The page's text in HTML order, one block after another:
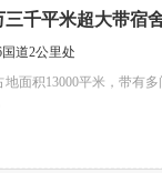
三千平米超大带宿
道2公里处
面积13000平米，带有